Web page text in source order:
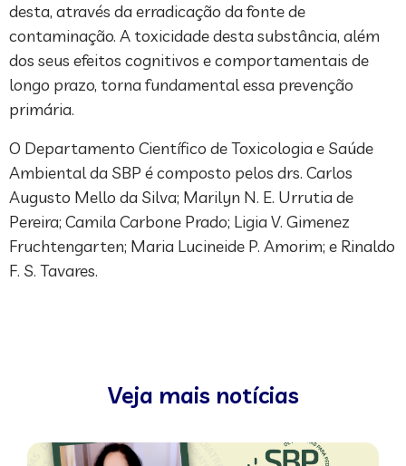
desta, através da erradicação da fonte de
contaminação. A toxicidade desta substância, além
dos seus efeitos cognitivos e comportamentais de
longo prazo, torna fundamental essa prevenção
primária.
O Departamento Científico de Toxicologia e Saúde
Ambiental da SBP é composto pelos drs. Carlos
Augusto Mello da Silva; Marilyn N. E. Urrutia de
Pereira; Camila Carbone Prado; Ligia V. Gimenez
Fruchtengarten; Maria Lucineide P. Amorim; e Rinaldo
F. S. Tavares.
Veja mais notícias